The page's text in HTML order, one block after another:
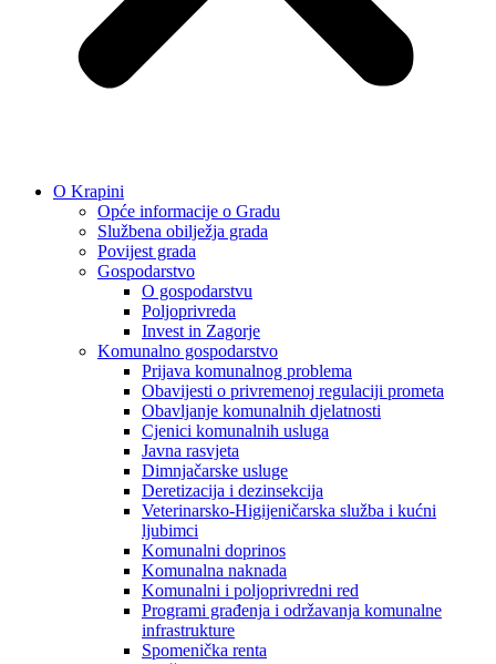
O Krapini
Opće informacije o Gradu
Službena obilježja grada
Povijest grada
Gospodarstvo
O gospodarstvu
Poljoprivreda
Invest in Zagorje
Komunalno gospodarstvo
Prijava komunalnog problema
Obavijesti o privremenoj regulaciji prometa
Obavljanje komunalnih djelatnosti
Cjenici komunalnih usluga
Javna rasvjeta
Dimnjačarske usluge
Deretizacija i dezinsekcija
Veterinarsko-Higijeničarska služba i kućni
ljubimci
Komunalni doprinos
Komunalna naknada
Komunalni i poljoprivredni red
Programi građenja i održavanja komunalne
infrastrukture
Spomenička renta